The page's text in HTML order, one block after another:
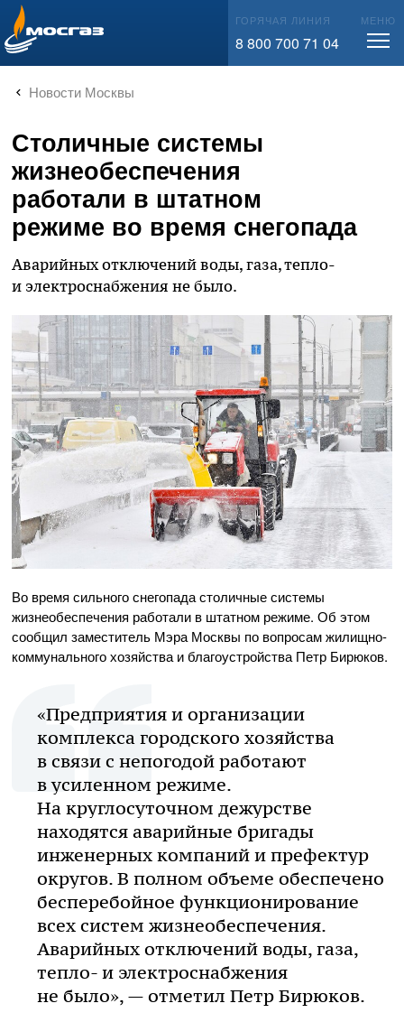
info@mos-gaz.ru ГОРЯЧАЯ ЛИНИЯ
8 800 700 71 04
МЕНЮ
Новости Москвы
Столичные системы
жизнеобеспечения
работали в штатном
режиме во время снегопада
Аварийных отключений воды, газа, тепло-
и электроснабжения не было.
Во время сильного снегопада столичные системы
жизнеобеспечения работали в штатном режиме. Об этом
сообщил заместитель Мэра Москвы по вопросам жилищно-
коммунального хозяйства и благоустройства Петр Бирюков.
«Предприятия и организации
комплекса городского хозяйства
в связи с непогодой работают
в усиленном режиме.
На круглосуточном дежурстве
находятся аварийные бригады
инженерных компаний и префектур
округов. В полном объеме обеспечено
бесперебойное функционирование
всех систем жизнеобеспечения.
Аварийных отключений воды, газа,
тепло- и электроснабжения
не было», — отметил Петр Бирюков.